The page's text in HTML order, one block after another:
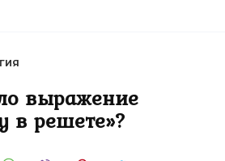
выражение
в решете»?